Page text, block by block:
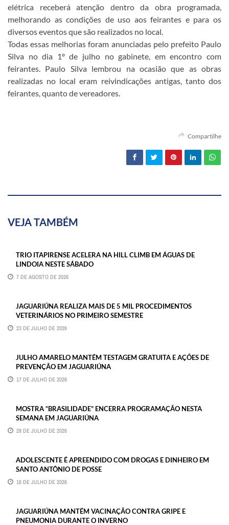
elétrica receberá atenção dentro da obra programada,
melhorando as condições de uso aos feirantes e para os
diversos eventos que são realizados no local.
Todas essas melhorias foram anunciadas pelo prefeito Paulo
Silva no dia 1º de julho no gabinete, em encontro com
feirantes. Paulo Silva lembrou na ocasião que as obras
realizadas no local eram reivindicações antigas, tanto dos
feirantes, quanto de vereadores.
Compartilhe
VEJA TAMBÉM
TRIO ITAPIRENSE ACELERA NA HILL CLIMB EM ÁGUAS DE
LINDOIA NESTE SÁBADO
7 DE AGOSTO DE 2026
JAGUARIÚNA REALIZA MAIS DE 5 MIL PROCEDIMENTOS
VETERINÁRIOS NO PRIMEIRO SEMESTRE
23 DE JULHO DE 2026
JULHO AMARELO MANTÉM TESTAGEM GRATUITA E AÇÕES DE
PREVENÇÃO EM JAGUARIÚNA
17 DE JULHO DE 2026
MOSTRA “BRASILIDADE” ENCERRA PROGRAMAÇÃO NESTA
SEMANA EM JAGUARIÚNA
28 DE JULHO DE 2026
ADOLESCENTE É APREENDIDO COM DROGAS E DINHEIRO EM
SANTO ANTÔNIO DE POSSE
16 DE JULHO DE 2026
JAGUARIÚNA MANTÉM VACINAÇÃO CONTRA GRIPE E
PNEUMONIA DURANTE O INVERNO